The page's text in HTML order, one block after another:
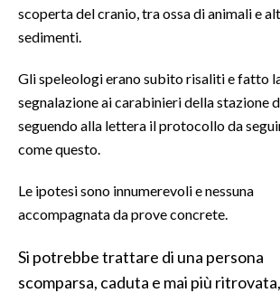
scoperta del cranio, tra ossa di animali e
sedimenti.
Gli speleologi erano subito risaliti e fatto
segnalazione ai carabinieri della stazione
seguendo alla lettera il protocollo da
come questo.
Le ipotesi sono innumerevoli e nessuna
accompagnata da prove concrete.
Si potrebbe trattare di una persona
scomparsa, caduta e mai più